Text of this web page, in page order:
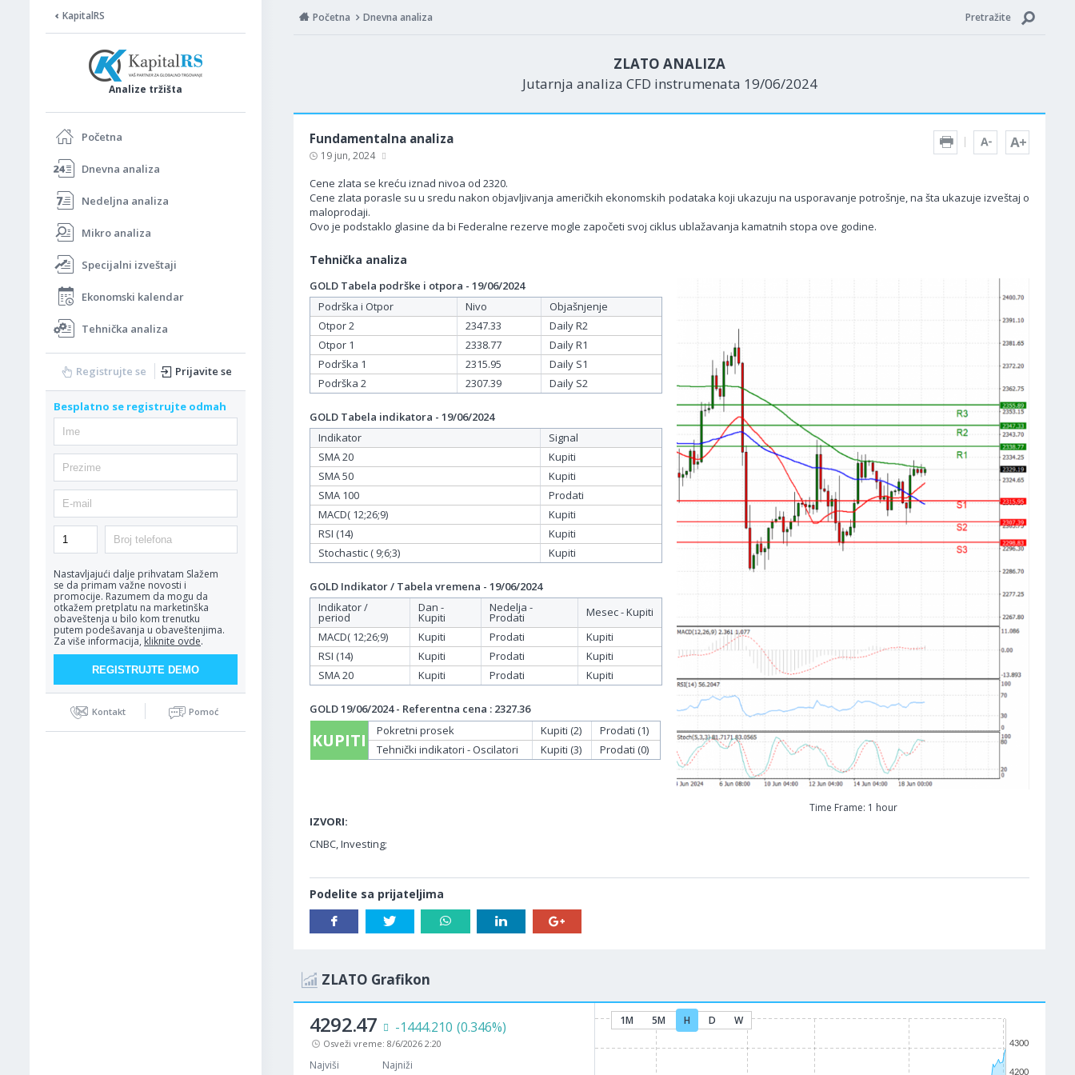
KapitalRS
Analize tržišta
Početna
Dnevna analiza
Nedeljna analiza
Mikro analiza
Specijalni izveštaji
Ekonomski kalendar
Tehnička analiza
Registrujte se Prijavite se
Besplatno se registrujte odmah
Nastavljajući dalje prihvatam Slažem
se da primam važne novosti i
promocije. Razumem da mogu da
otkažem pretplatu na marketinška
obaveštenja u bilo kom trenutku
putem podešavanja u obaveštenjima.
Za više informacija, kliknite ovde.
Kontakt Pomoć
Početna Dnevna analiza Pretražite
ZLATO ANALIZA
Jutarnja analiza CFD instrumenata 19/06/2024
Fundamentalna analiza
19 jun, 2024
Cene zlata se kreću iznad nivoa od 2320.
Cene zlata porasle su u sredu nakon objavljivanja američkih ekonomskih podataka koji ukazuju na usporavanje potrošnje, na šta ukazuje izveštaj o
maloprodaji.
Ovo je podstaklo glasine da bi Federalne rezerve mogle započeti svoj ciklus ublažavanja kamatnih stopa ove godine.
Tehnička analiza
Time Frame: 1 hour
GOLD Tabela podrške i otpora - 19/06/2024
Podrška i Otpor
Nivo
Objašnjenje
Otpor 2
2347.33
Daily R2
Otpor 1
2338.77
Daily R1
Podrška 1
2315.95
Daily S1
Podrška 2
2307.39 Daily S2
GOLD Tabela indikatora - 19/06/2024
Indikator
Signal
SMA 20
Kupiti
SMA 50
Kupiti
SMA 100
Prodati
MACD( 12;26;9)
Kupiti
RSI (14)
Kupiti
Stochastic ( 9;6;3)
Kupiti
GOLD Indikator / Tabela vremena - 19/06/2024
Indikator /
period
Dan -
Kupiti
Nedelja -
Prodati
Mesec - Kupiti
MACD( 12;26;9)
Kupiti Prodati
Kupiti
RSI (14)
Kupiti Prodati
Kupiti
SMA 20
Kupiti Prodati Kupiti
GOLD 19/06/2024 - Referentna cena : 2327.36
KUPITI Pokretni prosek Kupiti (2)
Prodati (1)
Tehnički indikatori - Oscilatori
Kupiti (3) Prodati (0)
IZVORI:
CNBC, Investing;
Podelite sa prijateljima
ZLATO Grafikon
4292.47 -1444.210 (0.346%)
Osveži vreme: 8/6/2026 2:20
Najviši Najniži
1M 5M H D W
4200
4300